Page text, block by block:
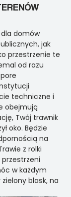
dla domów
jak
przestrzenie te
od razu
techniczne i
obejmują
Twój trawnik
oko. Będzie
na
z rolki
w każdym
blask, na